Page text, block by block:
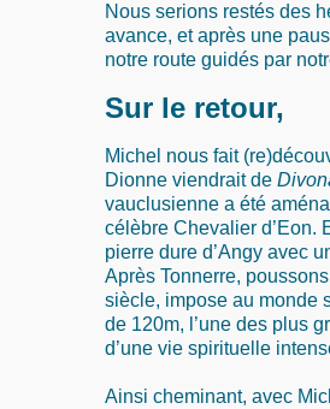
Nous serions restés des
avance, et après une
notre route guidés par
Sur le retour,
Michel nous fait
Dionne viendrait de
vauclusienne a été
célèbre Chevalier d’Eon.
pierre dure d’Angy avec
Après Tonnerre,
siècle, impose au monde
de 120m, l’une des plus
d’une vie spirituelle
Ainsi cheminant, avec